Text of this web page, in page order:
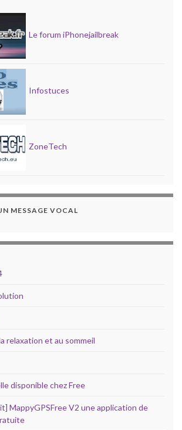
Le forum iPhonejailbreak
Infostuces
ZoneTech
MESSAGE VOCAL
relaxation et au sommeil
disponible chez Free
MappyGPSFree V2 une application de